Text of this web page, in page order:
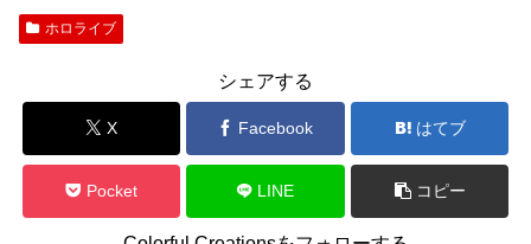
ホロライブ
シェアする
X Facebook はてブ
Pocket LINE コピー